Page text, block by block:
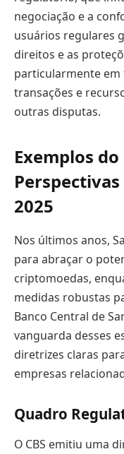
negociação e a
usuários regulares
direitos e as
particularmente em
transações e
outras disputas.
Exemplos
2025
Nos últimos anos,
para abraçar o
criptomoedas,
medidas robustas
Banco Central de
vanguarda desses
diretrizes claras
empresas
Quadro
O CBS emitiu uma